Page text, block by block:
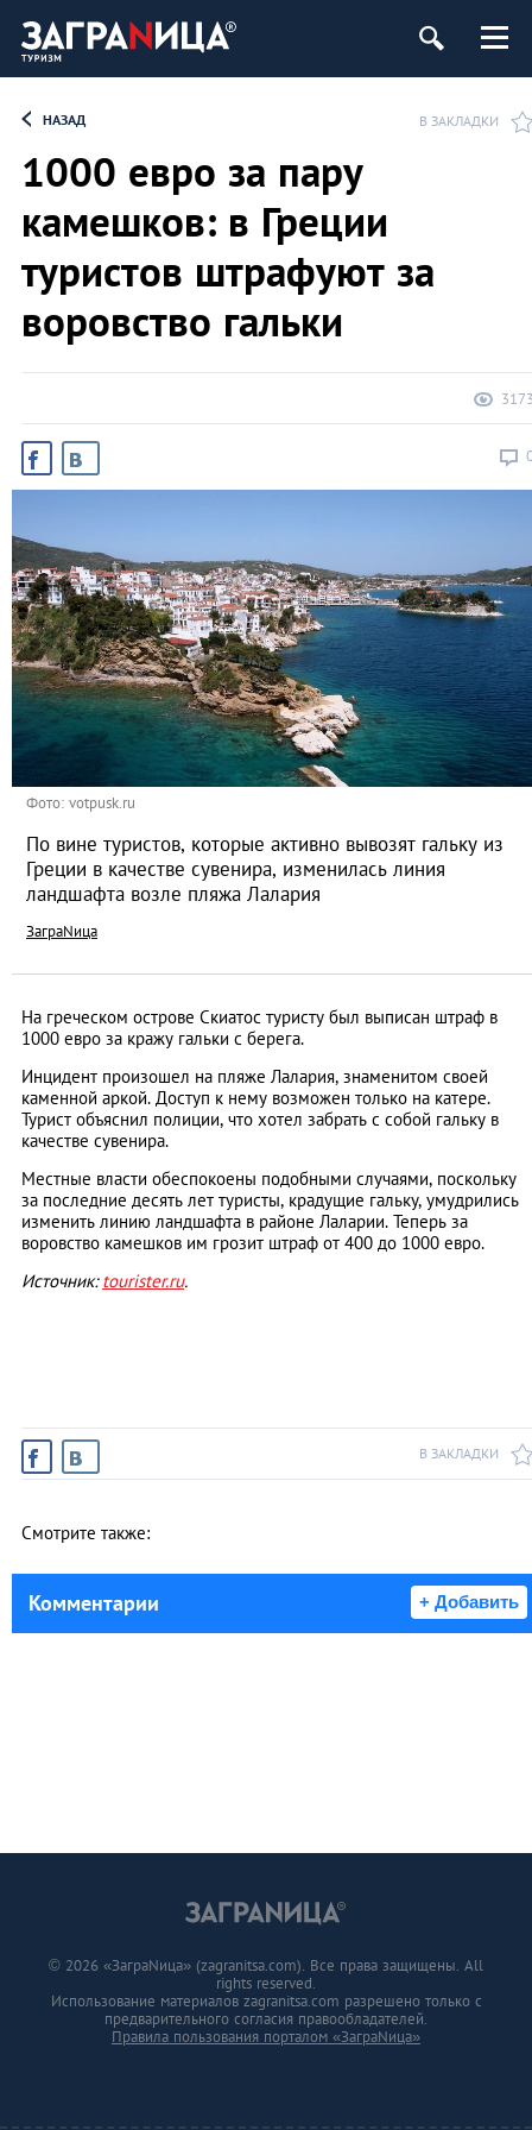
НАЗАД В ЗАКЛАДКИ
1000 евро за пару
камешков: в Греции
туристов штрафуют за
воровство гальки
Фото: votpusk.ru
По вине туристов, которые активно вывозят гальку из
Греции в качестве сувенира, изменилась линия
ландшафта возле пляжа Лалария
ЗаграNица
На греческом острове Скиатос туристу был выписан штраф в
1000 евро за кражу гальки с берега.
Инцидент произошел на пляже Лалария, знаменитом своей
каменной аркой. Доступ к нему возможен только на катере.
Турист объяснил полиции, что хотел забрать с собой гальку в
качестве сувенира.
Местные власти обеспокоены подобными случаями, поскольку
за последние десять лет туристы, крадущие гальку, умудрились
изменить линию ландшафта в районе Лаларии. Теперь за
воровство камешков им грозит штраф от 400 до 1000 евро.
Источник:tourister.ru.
В ЗАКЛАДКИ
Смотрите также:
Комментарии + Добавить
© 2026 «ЗаграNица» (zagranitsa.com). Все права защищены. All
rights reserved.
Использование материалов zagranitsa.com разрешено только с
предварительного согласия правообладателей.
Правила пользования порталом «ЗаграNица»